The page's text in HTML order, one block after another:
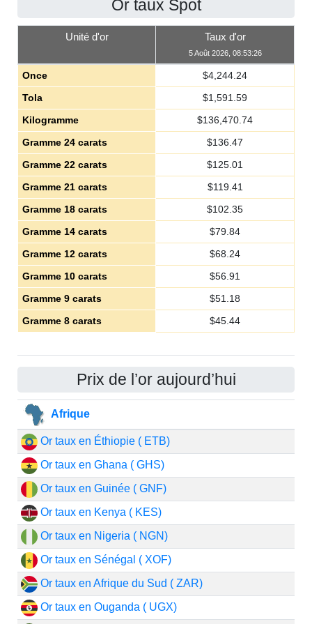
Or taux Spot
Unité d'or Taux d'or
5 Août 2026, 08:53:26
Once $4,244.24
Tola
$1,591.59
Kilogramme
$136,470.74
Gramme 24 carats
$136.47
Gramme 22 carats
$125.01
Gramme 21 carats
$119.41
Gramme 18 carats
$102.35
Gramme 14 carats
$79.84
Gramme 12 carats
$68.24
Gramme 10 carats
$56.91
Gramme 9 carats
$51.18
Gramme 8 carats
$45.44
Prix de l’or aujourd’hui
Afrique
Or taux en Éthiopie ( ETB)
Or taux en Ghana ( GHS)
Or taux en Guinée ( GNF)
Or taux en Kenya ( KES)
Or taux en Nigeria ( NGN)
Or taux en Sénégal ( XOF)
Or taux en Afrique du Sud ( ZAR)
Or taux en Ouganda ( UGX)